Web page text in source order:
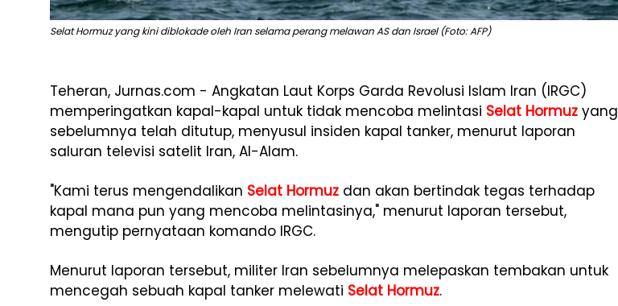
Selat Hormuz yang kini diblokade oleh Iran selama perang melawan AS dan Israel (Foto: AFP)
Teheran, Jurnas.com - Angkatan Laut Korps Garda Revolusi Islam Iran (IRGC)
memperingatkan kapal-kapal untuk tidak mencoba melintasi Selat Hormuz yang
sebelumnya telah ditutup, menyusul insiden kapal tanker, menurut laporan
saluran televisi satelit Iran, Al-Alam.
"Kami terus mengendalikan Selat Hormuz dan akan bertindak tegas terhadap
kapal mana pun yang mencoba melintasinya," menurut laporan tersebut,
mengutip pernyataan komando IRGC.
Menurut laporan tersebut, militer Iran sebelumnya melepaskan tembakan untuk
mencegah sebuah kapal tanker melewati Selat Hormuz.